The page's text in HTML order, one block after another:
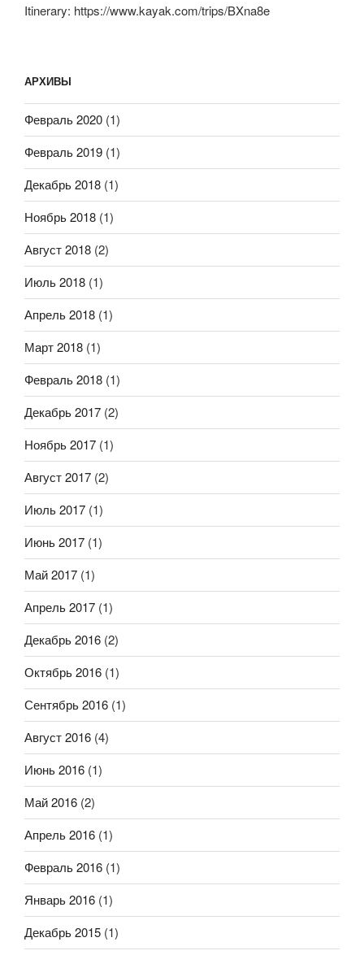
Itinerary: https://www.kayak.com/trips/BXna8e
АРХИВЫ
Февраль 2020 (1)
Февраль 2019 (1)
Декабрь 2018 (1)
Ноябрь 2018 (1)
Август 2018 (2)
Июль 2018 (1)
Апрель 2018 (1)
Март 2018 (1)
Февраль 2018 (1)
Декабрь 2017 (2)
Ноябрь 2017 (1)
Август 2017 (2)
Июль 2017 (1)
Июнь 2017 (1)
Май 2017 (1)
Апрель 2017 (1)
Декабрь 2016 (2)
Октябрь 2016 (1)
Сентябрь 2016 (1)
Август 2016 (4)
Июнь 2016 (1)
Май 2016 (2)
Апрель 2016 (1)
Февраль 2016 (1)
Январь 2016 (1)
Декабрь 2015 (1)